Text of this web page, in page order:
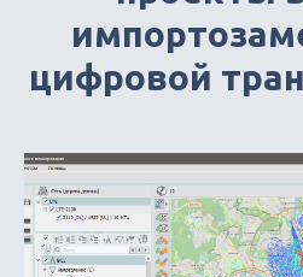
цифровой